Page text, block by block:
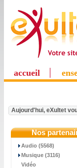
accueil
Aujourd'hui, eXultet
Nos
Audio (5568)
Musique (3116)
Vidéo